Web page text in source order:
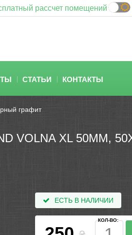
рассчет помещений
СТАТЬИ КОНТАКТЫ
графит
VOLNA XL 50ММ,
ЕСТЬ В НАЛИЧИИ
КОЛ-ВО: